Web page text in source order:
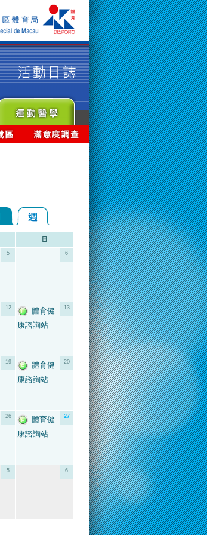
5 6
12 13
體育健
康諮詢站
19 20
體育健
康諮詢站
26 27
體育健
康諮詢站
5 6